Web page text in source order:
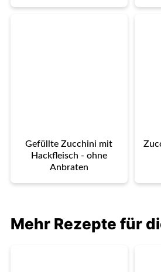
Gefüllte Zucchini mit
Hackfleisch - ohne
Anbraten
Mehr Rezepte für